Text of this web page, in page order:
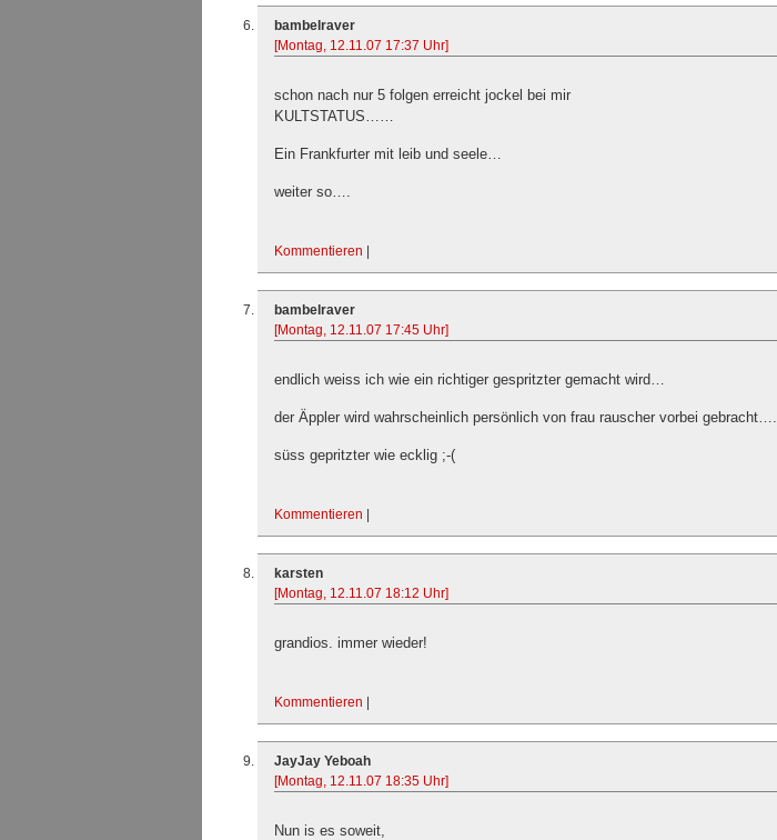
bambelraver
[Montag, 12.11.07 17:37 Uhr]
schon nach nur 5 folgen erreicht jockel bei mir
KULTSTATUS……
Ein Frankfurter mit leib und seele…
weiter so….
Kommentieren
bambelraver
[Montag, 12.11.07 17:45 Uhr]
endlich weiss ich wie ein richtiger gespritzter gemacht wird…
der Äppler wird wahrscheinlich persönlich von frau rauscher vorbei gebracht….
süss gepritzter wie ecklig ;-(
Kommentieren
karsten
[Montag, 12.11.07 18:12 Uhr]
grandios. immer wieder!
Kommentieren
JayJay Yeboah
[Montag, 12.11.07 18:35 Uhr]
Nun is es soweit,